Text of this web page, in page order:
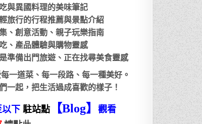
與異國料理的美味筆記
旅行的行程推薦與景點介紹
、創意活動、親子玩樂指南
、產品體驗與購物靈感
準備出門旅遊、正在找尋美食靈感
一道菜、每一段路、每一種美好。
一起，把生活過成喜歡的樣子！
以下 駐站點 【Blog】觀看